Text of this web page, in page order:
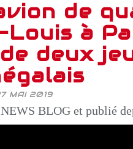
de
à
deux
MAI 2019
BLOG et publié